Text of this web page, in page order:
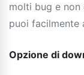
molti bug e non
puoi facilmente
Opzione di